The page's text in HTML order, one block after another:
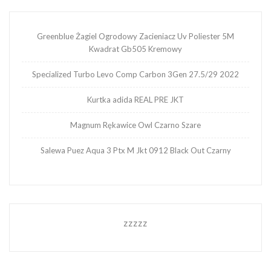
Greenblue Żagiel Ogrodowy Zacieniacz Uv Poliester 5M
Kwadrat Gb505 Kremowy
Specialized Turbo Levo Comp Carbon 3Gen 27.5/29 2022
Kurtka adida REAL PRE JKT
Magnum Rękawice Owl Czarno Szare
Salewa Puez Aqua 3 Ptx M Jkt 0912 Black Out Czarny
zzzzz